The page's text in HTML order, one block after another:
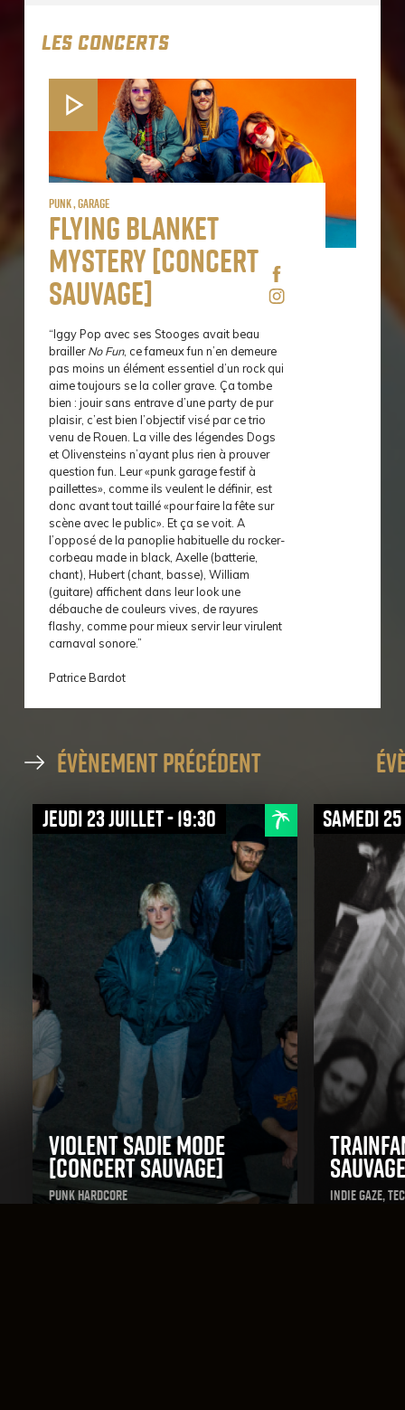
LES CONCERTS
Punk , Garage
Flying Blanket
Mystery [concert
sauvage]
“Iggy Pop avec ses Stooges avait beau
braillerNo Fun, ce fameux fun n’en demeure
pas moins un élément essentiel d’un rock qui
aime toujours se la coller grave. Ça tombe
bien : jouir sans entrave d’une party de pur
plaisir, c’est bien l’objectif visé par ce trio
venu de Rouen. La ville des légendes Dogs
et Olivensteins n’ayant plus rien à prouver
question fun. Leur «punk garage festif à
paillettes», comme ils veulent le définir, est
donc avant tout taillé «pour faire la fête sur
scène avec le public». Et ça se voit. A
l’opposé de la panoplie habituelle du rocker-
corbeau made in black, Axelle (batterie,
chant), Hubert (chant, basse), William
(guitare) affichent dans leur look une
débauche de couleurs vives, de rayures
flashy, comme pour mieux servir leur virulent
carnaval sonore.”
Patrice Bardot
évènement précédent
jeudi 23 juillet - 19:30
Violent Sadie Mode
[concert sauvage]
Punk Hardcore
samedi
Indie Gaze,